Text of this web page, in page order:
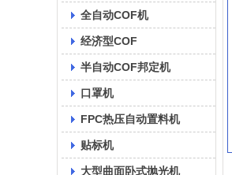
全自动COF机
经济型COF
半自动COF邦定机
口罩机
FPC热压自动置料机
贴标机
大型曲面卧式抛光机